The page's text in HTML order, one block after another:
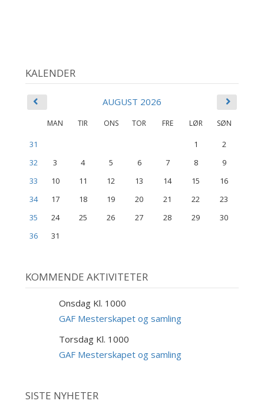
KALENDER
AUGUST 2026
MAN TIR ONS TOR FRE LØR SØN
31 1
2
32
3 4 5 6 7 8
9
33
10 11 12 13 14 15
16
34
17 18 19 20 21 22
23
35
24 25 26 27 28 29
30
36
31
KOMMENDE AKTIVITETER
Onsdag Kl. 1000
GAF Mesterskapet og samling
Torsdag Kl. 1000
GAF Mesterskapet og samling
SISTE NYHETER